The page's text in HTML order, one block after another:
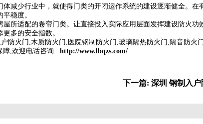
少行业中，就使得门类的开闭运作系统的建设逐渐健全。在
稳度。
所适配的卷帘门类。让直接投入实际应用层面发挥建设防火功
多的安全指数。
防火门,木质防火门,医院钢制防火门,玻璃隔热防火门,隔音防火
障,欢迎电话咨询 http://www.lbqzs.com/
下一篇: 深圳 钢制入